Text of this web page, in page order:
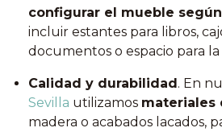
configurar el mueble
incluir estantes para libros,
documentos o espacio para la
Calidad y durabilidad. En
Sevilla utilizamos materiales
madera o acabados lacados,